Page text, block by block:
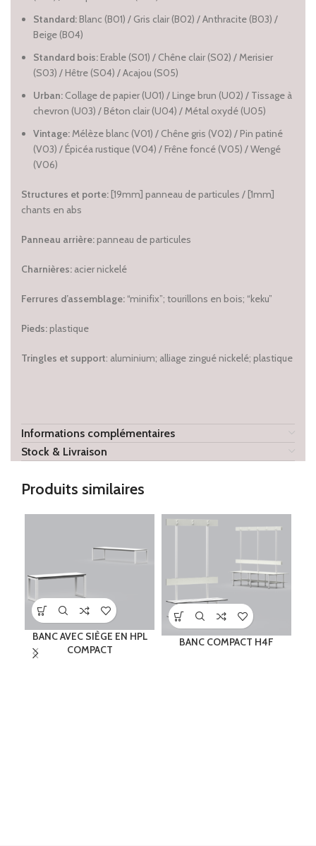
Standard:Blanc (B01) / Gris clair (B02) / Anthracite (B03) /
Beige (B04)
Standard bois:Erable (S01) / Chêne clair (S02) / Merisier
(S03) / Hêtre (S04) / Acajou (S05)
Urban: Collage de papier (U01) / Linge brun (U02) / Tissage à
chevron (U03) / Béton clair (U04) / Métal oxydé (U05)
Vintage:Mélèze blanc (V01) / Chêne gris (V02) / Pin patiné
(V03) / Épicéa rustique (V04) / Frêne foncé (V05) / Wengé
(V06)
Structures et porte:[19mm] panneau de particules / [1mm]
chants en abs
Panneau arrière:panneau de particules
Charnières: acier nickelé
Ferrures d’assemblage:“minifix”; tourillons en bois; “keku”
Pieds:plastique
Tringles et support: aluminium; alliage zingué nickelé; plastique
Informations complémentaires
Stock & Livraison
Produits similaires
BANC AVEC SIÈGE EN HPL
COMPACT
BANC COMPACT H4F